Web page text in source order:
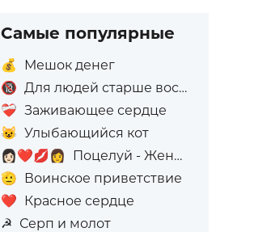
Самые популярные
💰
Мешок денег
🔞 Для людей старше восемнадцати лет
❤️‍🩹 Заживающее сердце
😺 Улыбающийся кот
👩🏻‍❤️‍💋‍👩
Поцелуй - Женщина: Светлый тон кожи, Женщина: Без тона кожи
🫡 Воинское приветствие
❤️ Красное сердце
☭ Серп и молот